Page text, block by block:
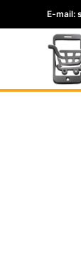
E-mail: